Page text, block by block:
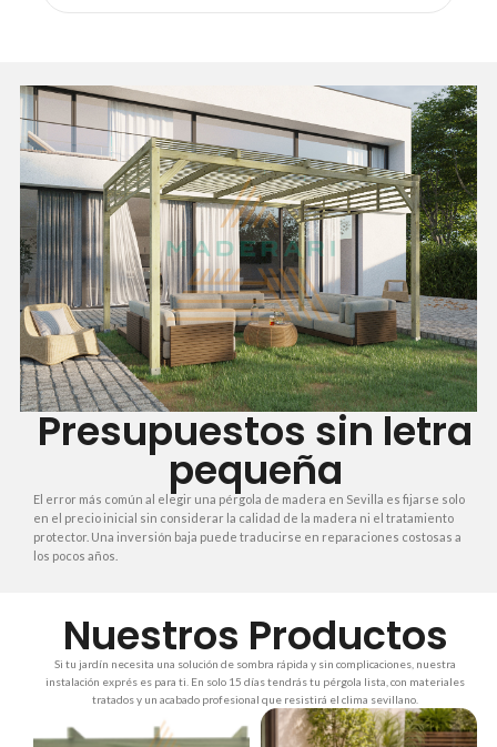
Presupuestos sin letra
pequeña
El error más común al elegir una pérgola de madera en Sevilla es fijarse solo
en el precio inicial sin considerar la calidad de la madera ni el tratamiento
protector. Una inversión baja puede traducirse en reparaciones costosas a
los pocos años.
Nuestros Productos
Si tu jardín necesita una solución de sombra rápida y sin complicaciones, nuestra
instalación exprés es para ti. En solo 15 días tendrás tu pérgola lista, con materiales
tratados y un acabado profesional que resistirá el clima sevillano.